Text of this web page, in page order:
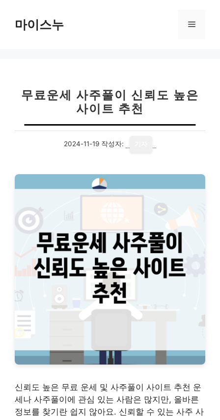
마이스누 메
무료운세 사주풀이 신뢰도 높은
사이트 추천
2024-11-19 작성자:
신뢰도 높은 무료 운세 및 사주풀이 사이트 추천 운
세나 사주풀이에 관심 있는 사람은 많지만, 올바른
정보를 찾기란 쉽지 않아요. 신뢰할 수 있는 사주 사